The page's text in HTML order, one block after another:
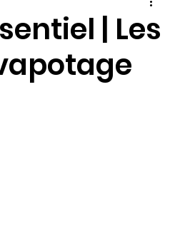
| Les